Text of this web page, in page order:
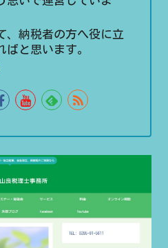
、納税者の方へ役に立
ばと思います。